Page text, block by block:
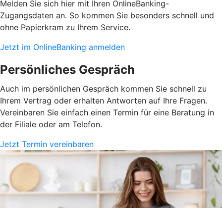
Melden Sie sich hier mit Ihren OnlineBanking-
Zugangsdaten an. So kommen Sie besonders schnell und
ohne Papierkram zu Ihrem Service.
Jetzt im OnlineBanking anmelden
Persönliches Gespräch
Auch im persönlichen Gespräch kommen Sie schnell zu
Ihrem Vertrag oder erhalten Antworten auf Ihre Fragen.
Vereinbaren Sie einfach einen Termin für eine Beratung in
der Filiale oder am Telefon.
Jetzt Termin vereinbaren